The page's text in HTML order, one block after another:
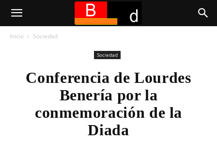
Inicio Sociedad
Sociedad
Conferencia de Lourdes
Benería por la
conmemoración de la
Diada